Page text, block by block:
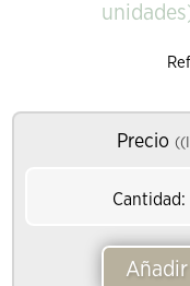
Precio
Cantidad: